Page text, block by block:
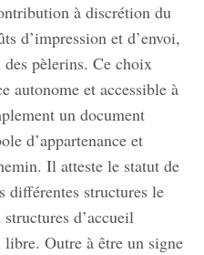
à discrétion du
d’impression et d’envoi,
pèlerins. Ce choix
autonome et accessible à
un document
d’appartenance et
Il atteste le statut de
différentes structures le
d’accueil
Outre à être un signe